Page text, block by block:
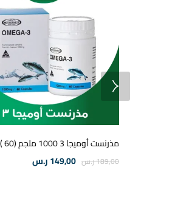
مذرنست أوميجا 3 1000 ملجم (60 )كبسوله
189,00ر.س 149,00ر.س